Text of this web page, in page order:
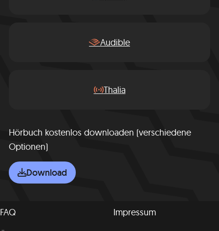
Audible
Thalia
Hörbuch kostenlos downloaden (verschiedene
Optionen)
Download
FAQ
Impressum